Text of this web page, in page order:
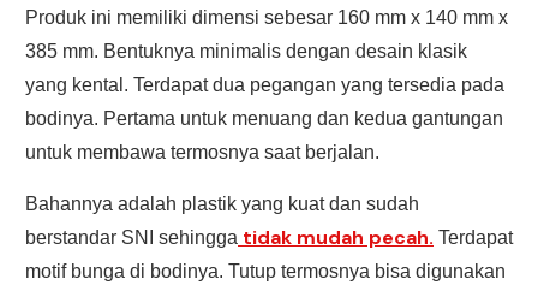
Produk ini memiliki dimensi sebesar 160 mm x 140 mm x
385 mm. Bentuknya minimalis dengan desain klasik
yang kental. Terdapat dua pegangan yang tersedia pada
bodinya. Pertama untuk menuang dan kedua gantungan
untuk membawa termosnya saat berjalan.
Bahannya adalah plastik yang kuat dan sudah
berstandar SNI sehingga tidak mudah pecah. Terdapat
motif bunga di bodinya. Tutup termosnya bisa digunakan